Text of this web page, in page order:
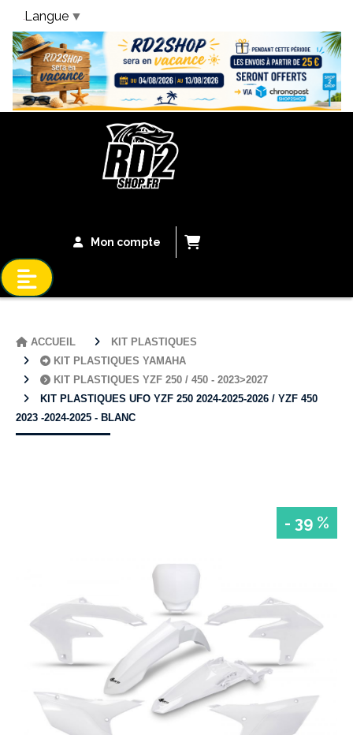
Bandeau Vacances
Mon compte
ACCUEIL
KIT PLASTIQUES
KIT PLASTIQUES YAMAHA
KIT PLASTIQUES YZF 250 / 450 - 2023>2027
KIT PLASTIQUES UFO YZF 250 2024-2025-2026 / YZF 450
2023 -2024-2025 - BLANC
- 39 %
Langue ▼